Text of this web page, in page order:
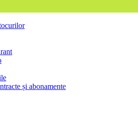
și abonamente